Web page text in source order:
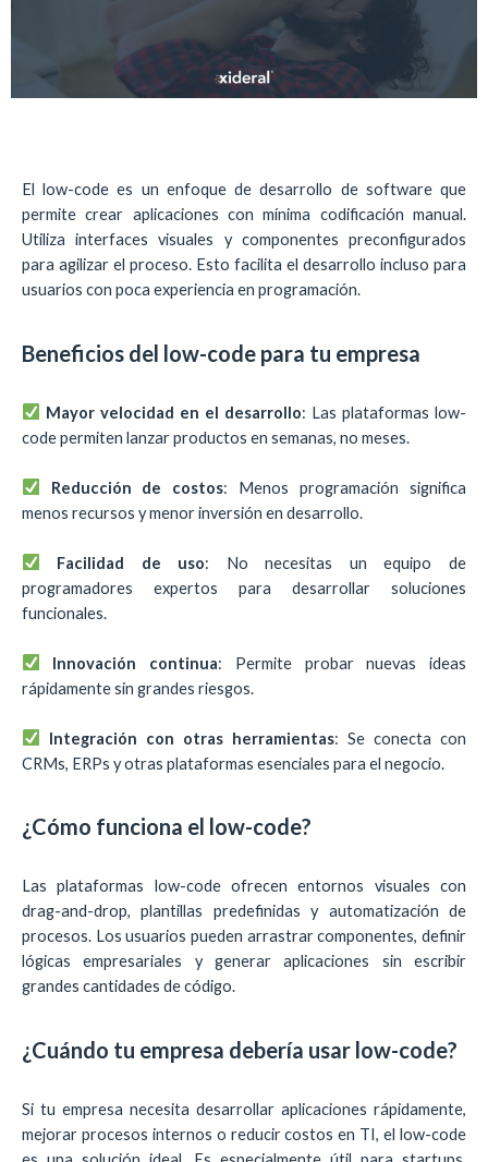
El low-code es un enfoque de desarrollo de software que
permite crear aplicaciones con mínima codificación manual.
Utiliza interfaces visuales y componentes preconfigurados
para agilizar el proceso. Esto facilita el desarrollo incluso para
usuarios con poca experiencia en programación.
Beneficios del low-code para tu empresa
Mayor velocidad en el desarrollo: Las plataformas low-
code permiten lanzar productos en semanas, no meses.
Reducción de costos: Menos programación significa
menos recursos y menor inversión en desarrollo.
Facilidad de uso: No necesitas un equipo de
programadores expertos para desarrollar soluciones
funcionales.
Innovación continua: Permite probar nuevas ideas
rápidamente sin grandes riesgos.
Integración con otras herramientas: Se conecta con
CRMs, ERPs y otras plataformas esenciales para el negocio.
¿Cómo funciona el low-code?
Las plataformas low-code ofrecen entornos visuales con
drag-and-drop, plantillas predefinidas y automatización de
procesos. Los usuarios pueden arrastrar componentes, definir
lógicas empresariales y generar aplicaciones sin escribir
grandes cantidades de código.
¿Cuándo tu empresa debería usar low-code?
Si tu empresa necesita desarrollar aplicaciones rápidamente,
mejorar procesos internos o reducir costos en TI, el low-code